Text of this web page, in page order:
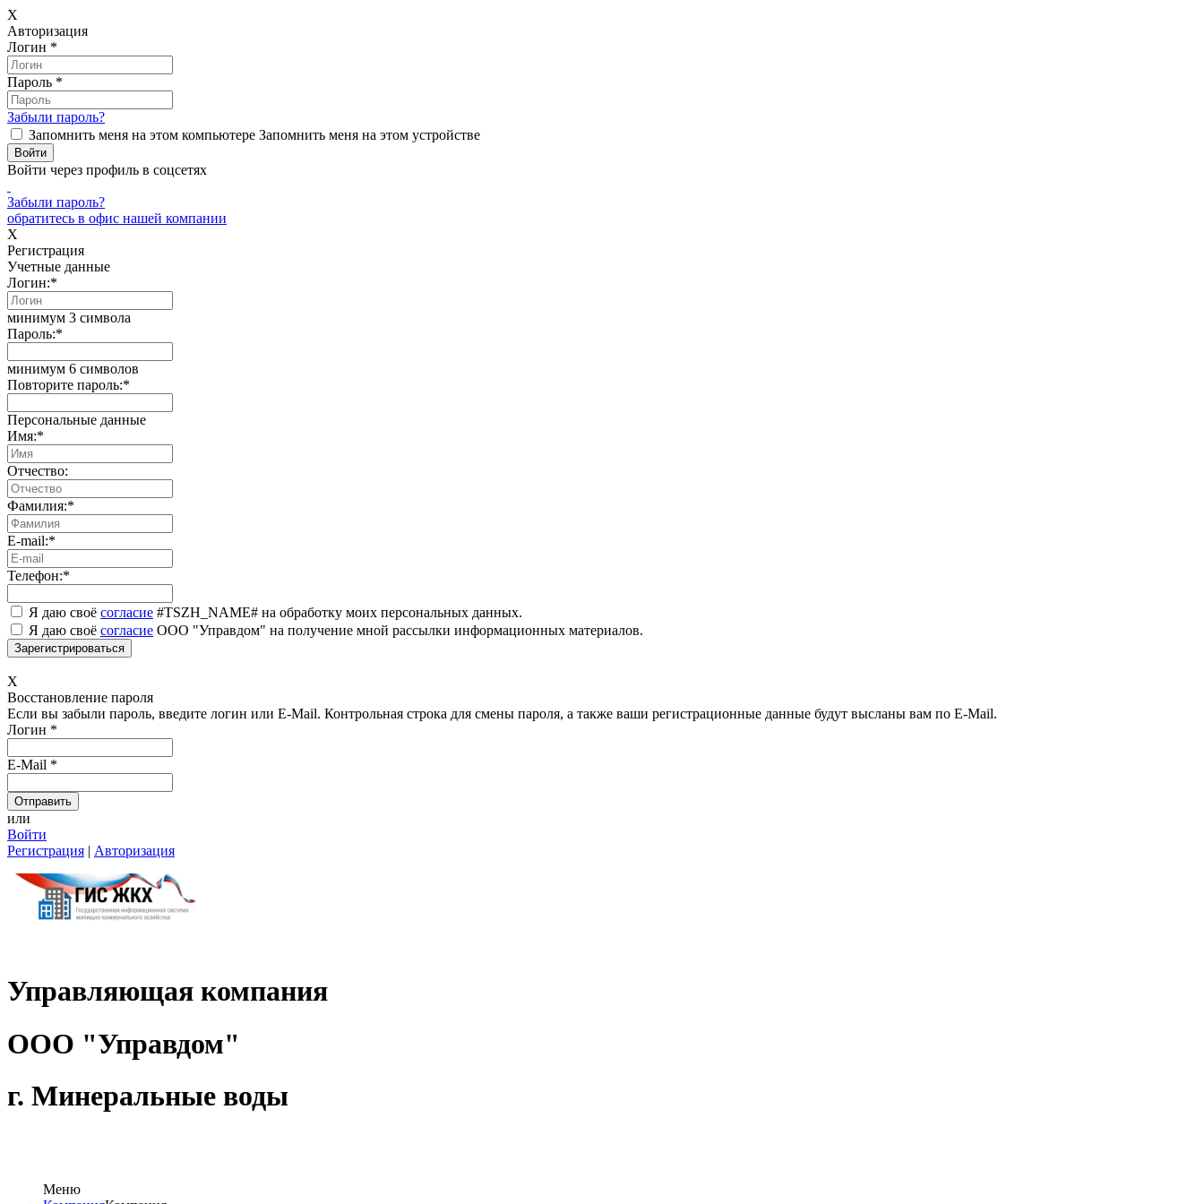
X
Авторизация
Логин *
Пароль *
Забыли пароль?
Запомнить меня на этом компьютере Запомнить меня на этом устройстве
Войти через профиль в соцсетях
Забыли пароль?
обратитесь в офис нашей компании
X
Регистрация
Учетные данные
Логин:*
минимум 3 символа
Пароль:*
минимум 6 символов
Повторите пароль:*
Персональные данные
Имя:*
Отчество:
Фамилия:*
E-mail:*
Телефон:*
Я даю своё согласие #TSZH_NAME# на обработку моих персональных данных.
Я даю своё согласие ООО "Управдом" на получение мной рассылки информационных материалов.
X
Восстановление пароля
Если вы забыли пароль, введите логин или E-Mail. Контрольная строка для смены пароля, а также ваши регистрационные данные будут высланы вам по E-Mail.
Логин *
E-Mail *
или
Войти
Регистрация | Авторизация
Управляющая компания
ООО "Управдом"
г. Минеральные воды
Меню